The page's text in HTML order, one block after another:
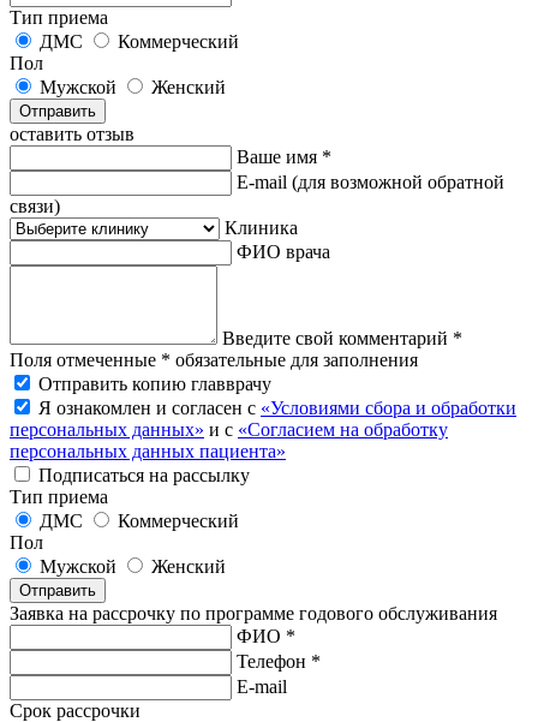
Тип приема
ДМС
Коммерческий
Пол
Мужской
Женский
Отправить
оставить отзыв
Ваше имя *
E-mail (для возможной обратной
связи)
Клиника
ФИО врача
Введите свой комментарий *
Поля отмеченные * обязательные для заполнения
Отправить копию главврачу
Я ознакомлен и согласен с «Условиями сбора и обработки
персональных данных» и с «Согласием на обработку
персональных данных пациента»
Подписаться на рассылку
Тип приема
ДМС
Коммерческий
Пол
Мужской
Женский
Отправить
Заявка на рассрочку по программе годового обслуживания
ФИО *
Телефон *
E-mail
Срок рассрочки